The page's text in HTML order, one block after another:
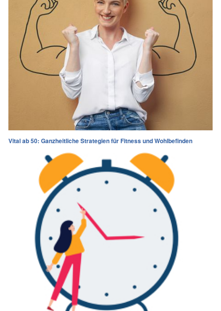
Vital ab 50: Ganzheitliche Strategien für Fitness und Wohlbefinden